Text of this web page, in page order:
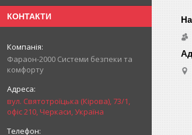
КОНТАКТИ
Фараон-2000 Системи безпеки та
комфорту
вул. Святотроїцька (Кірова), 73/1,
офіс 210, Черкаси, Україна